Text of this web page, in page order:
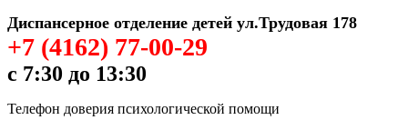
Диспансерное отделение детей ул.Трудовая 178
+7 (4162) 77-00-29
с 7:30 до 13:30
Телефон доверия психологической помощи